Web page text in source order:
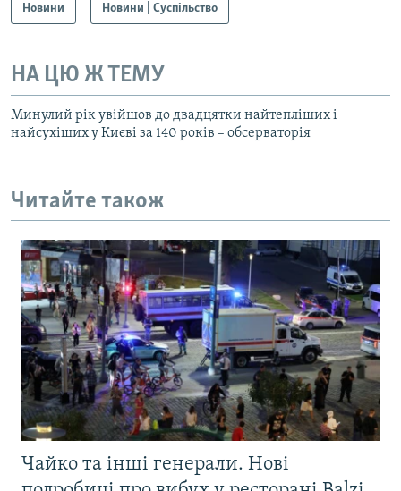
Новини Новини | Суспільство
НА ЦЮ Ж ТЕМУ
Минулий рік увійшов до двадцятки найтепліших і
найсухіших у Києві за 140 років – обсерваторія
Читайте також
Чайко та інші генерали. Нові